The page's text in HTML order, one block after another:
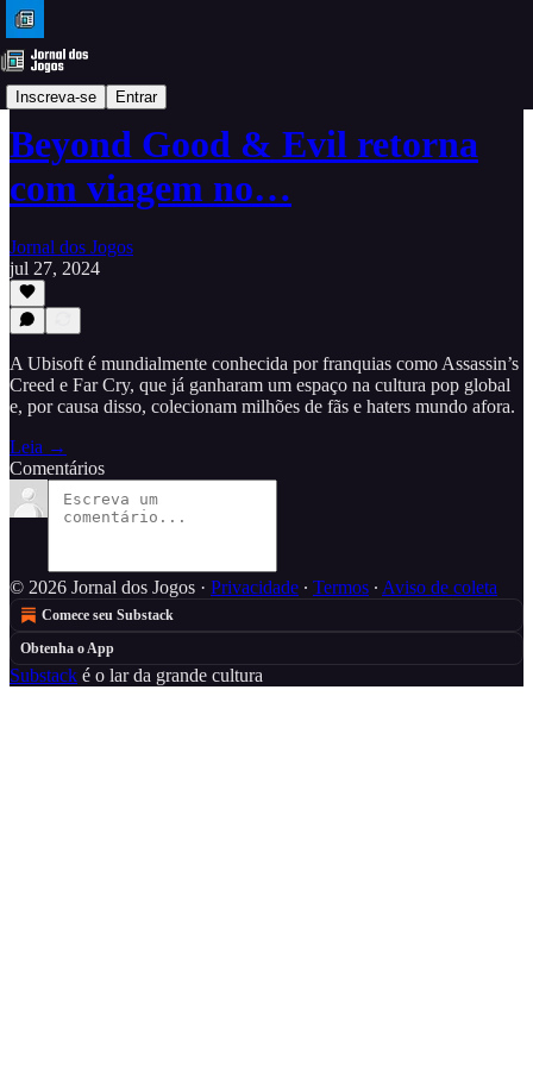
Inscreva-se Entrar
DLC
Beyond Good & Evil retorna
com viagem no…
Jornal dos Jogos
jul 27, 2024
A Ubisoft é mundialmente conhecida por franquias como Assassin’s
Creed e Far Cry, que já ganharam um espaço na cultura pop global
e, por causa disso, colecionam milhões de fãs e haters mundo afora.
Leia →
Comentários
© 2026 Jornal dos Jogos · Privacidade ∙ Termos ∙ Aviso de coleta
Comece seu Substack
Obtenha o App
Substack é o lar da grande cultura